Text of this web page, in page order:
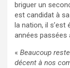
briguer un
est candidat à
la nation, il s’est
années passées
« Beaucoup
décent à nos